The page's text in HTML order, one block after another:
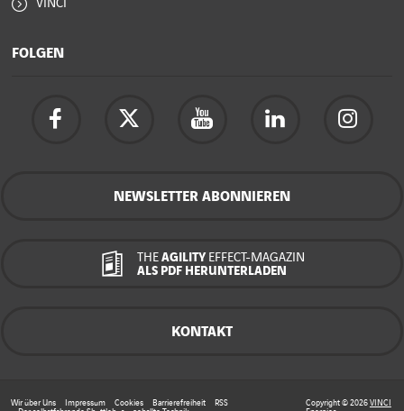
VINCI
FOLGEN
NEWSLETTER ABONNIEREN
THE AGILITY EFFECT-MAGAZIN
ALS PDF HERUNTERLADEN
KONTAKT
Wir über Uns Impressum Cookies Barrierefreiheit
RSS
Copyright © 2026 VINCI